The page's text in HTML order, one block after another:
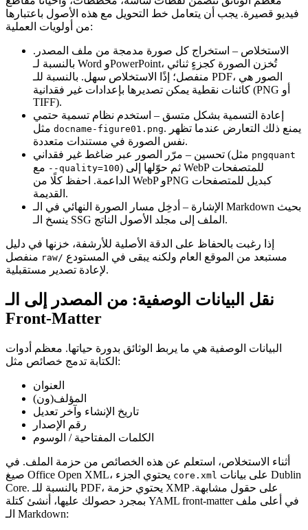
فيديو قصيرة. يجب أن يتعامل خط التحويل مع هذه الأصول باعتبارها
من أولويات العملية:
الاستخلاص – استخراج كل صورة مدمجة من ملف المصدر.
بالنسبة لـ Word وPowerPoint، تُخزن الصورة كجزءٍ ثنائي
منفصل؛ إذًا الاستخلاص سهل. بالنسبة للـ PDF، الصور هي
كائنات نقطية يمكن تصديرها بإعدادات غير فقدانية (PNG أو
TIFF).
إعادة التسمية بشكل متسق – استخدم نظام تسمية حتمي
docname-figure01.png. يمنع ذلك التعارض عندما تظهر
نفس الصورة في مستندات متعددة.
تحسين
pngquant
--quality=100) ثم حوّلها إلى WebP للمتصفحات
الداعمة. احفظ كلًا من WebP وPNG كبديل للمتصفحات
القديمة.
الإشارة – أدخِل مسار الصورة النهائي في الـ Markdown بحيث
ينسخ الـ SSG الملف إلى مجلد الأصول الناتج.
إذا رغبت بالحفاظ على الدقة الأصلية للأرشفة، خزنها في دليل
raw/
لإعادة تصدير مستقبلية.
نقل البيانات الوصفية: من المصدر إلى الـ
Front‑Matter
البيانات الوصفية هي ما يربط الوثائق بدورة حياتها. معظم أدوات
الكتابة تدمج خصائص مثل:
العنوان
المؤلف(ون)
تاريخ الإنشاء وآخر تعديل
رقم الإصدار
الكلمات المفتاحية / الوسوم
أثناء الاستخلاص، استعلم عن هذه الخصائص من حزمة الملف. في
core.xml
Core. بالنسبة للـ PDF، يحتوي حزمة XMP على حقول مشابهة.
بمجرد حصولك عليها، أنشئ كتلة YAML front‑matter في أعلى ملف
الـ Markdown: